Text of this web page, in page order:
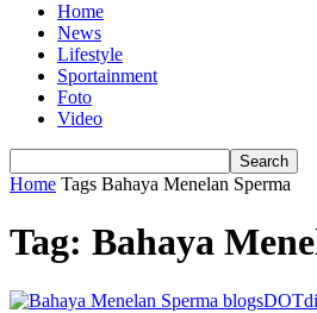
Home
News
Lifestyle
Sportainment
Foto
Video
Home Tags Bahaya Menelan Sperma
Tag: Bahaya